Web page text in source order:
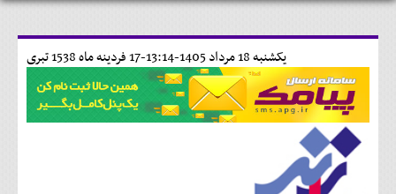
17 فردينه ماه 1538 تبری يکشنبه 18 مرداد 1405-13:14-